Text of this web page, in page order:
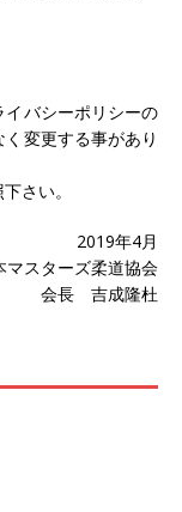
バシーポリシーの
変更する事があり
さい。
2019年4月
マスターズ柔道協会
会長 吉成隆杜